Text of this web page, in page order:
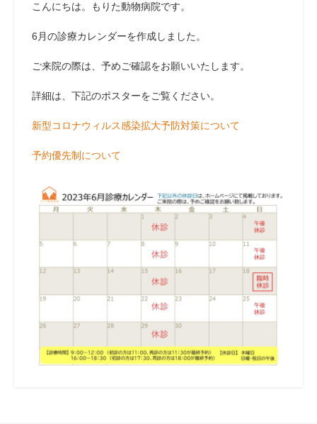
こんにちは。もりた動物病院です。
6月の診療カレンダーを作成しました。
ご来院の際は、予めご確認をお願いいたします。
詳細は、下記のポスターをご覧ください。
新型コロナウィルス感染拡大予防対策について
予約優先制について